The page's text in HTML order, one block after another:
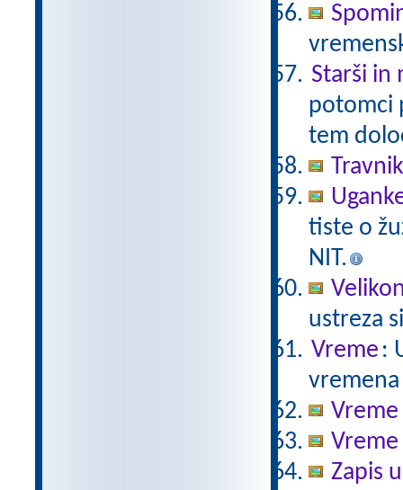
Starši in
potomci
tem
Travnik
tiste o
NIT.
ustreza
Vreme :
Zapis